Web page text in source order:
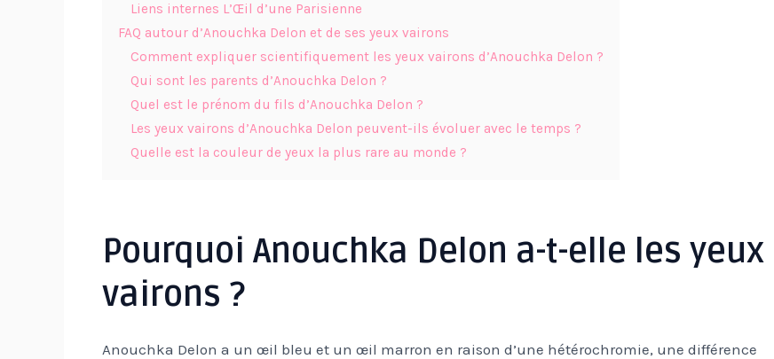
Liens internes L’Œil d’une Parisienne
FAQ autour d’Anouchka Delon et de ses yeux vairons
Comment expliquer scientifiquement les yeux vairons d’Anouchka Delon ?
Qui sont les parents d’Anouchka Delon ?
Quel est le prénom du fils d’Anouchka Delon ?
Les yeux vairons d’Anouchka Delon peuvent-ils évoluer avec le temps ?
Quelle est la couleur de yeux la plus rare au monde ?
Pourquoi Anouchka Delon a-t-elle les yeux
vairons ?
Anouchka Delon a un œil bleu et un œil marron en raison d’une hétérochromie, une différence